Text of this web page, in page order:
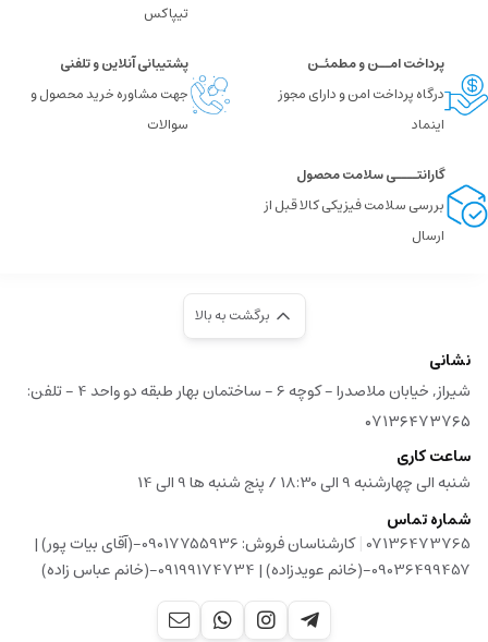
تیپاکس
پرداخت امــن و مطمئـن
درگاه پرداخت امن و دارای مجوز
اینماد
پشتیبانی آنلاین و تلفنی
جهت مشاوره خرید محصول و
سوالات
گارانتــــی سلامت محصول
بررسی سلامت فیزیکی کالا قبل از
ارسال
برگشت به بالا
نشانی
شیراز, خیابان ملاصدرا - کوچه 6 - ساختمان بهار طبقه دو واحد 4 - تلفن:
۰۷۱۳۶۴۷۳۷۶۵
ساعت کاری
شنبه الی چهارشنبه 9 الی 18:30 / پنج شنبه ها 9 الی 14
شماره تماس
07136473765
|
کارشناسان فروش: 09017755936-(آقای بیات پور) |
09036499457-(خانم عویدزاده) | 09199174734-(خانم عباس زاده)